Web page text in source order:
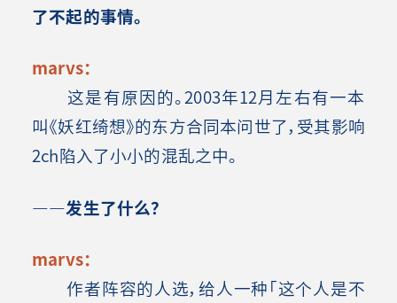
了不起的事情。
marvs：
这是有原因的。2003年12月左右有一本
叫《妖红绮想》的东方合同本问世了，受其影响
2ch陷入了小小的混乱之中。
――发生了什么？
marvs：
作者阵容的人选，给人一种「这个人是不